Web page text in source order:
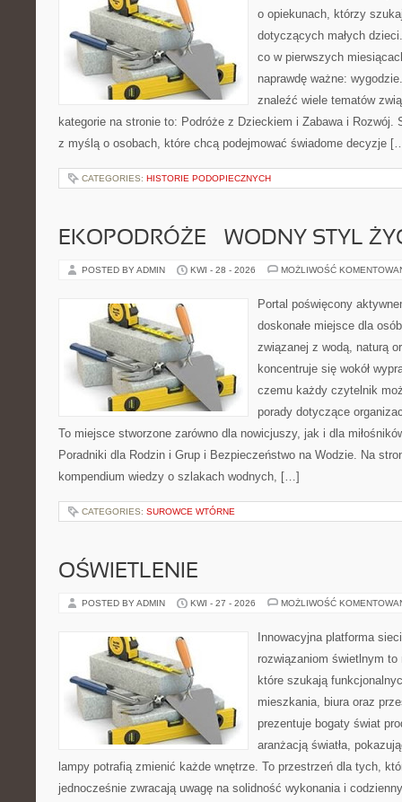
o opiekunach, którzy
dotyczących małych
co w pierwszych
naprawdę ważne:
znaleźć wiele tematów
kategorie na stronie to: Podróże z Dzieckiem i Zabawa i Rozwój.
z myślą o osobach, które chcą podejmować świadome decyzje
CATEGORIES: HISTORIE PODOPIECZNYCH
EKOPODRÓŻE – WODNY STYL
POSTED BY ADMIN KWI - 28 - 2026 MOŻLIWOŚĆ
Portal poświęcony
doskonałe miejsce dla
związanej z wodą, naturą
koncentruje się wokół
czemu każdy czytelnik
porady dotyczące
To miejsce stworzone zarówno dla nowicjuszy, jak i dla
Poradniki dla Rodzin i Grup i Bezpieczeństwo na Wodzie. Na
kompendium wiedzy o szlakach wodnych, […]
CATEGORIES: SUROWCE WTÓRNE
OŚWIETLENIE
POSTED BY ADMIN KWI - 27 - 2026 MOŻLIWOŚĆ
Innowacyjna platforma
rozwiązaniom świetlnym
które szukają
mieszkania, biura oraz
prezentuje bogaty świat
aranżacją światła,
lampy potrafią zmienić każde wnętrze. To przestrzeń dla tych,
jednocześnie zwracają uwagę na solidność wykonania i